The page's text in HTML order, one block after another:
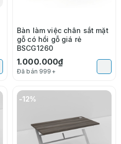
Bàn làm việc chân sắt mặt
gỗ có hồi gỗ giá rẻ
BSCG1260
1.000.000₫
Đã bán 999+
-12%